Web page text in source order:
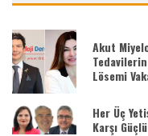
Akut
Lösemi
Her Üç
Karşı